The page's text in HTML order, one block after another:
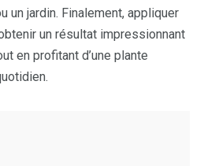
un jardin. Finalement, appliquer
un résultat impressionnant
en profitant d’une plante